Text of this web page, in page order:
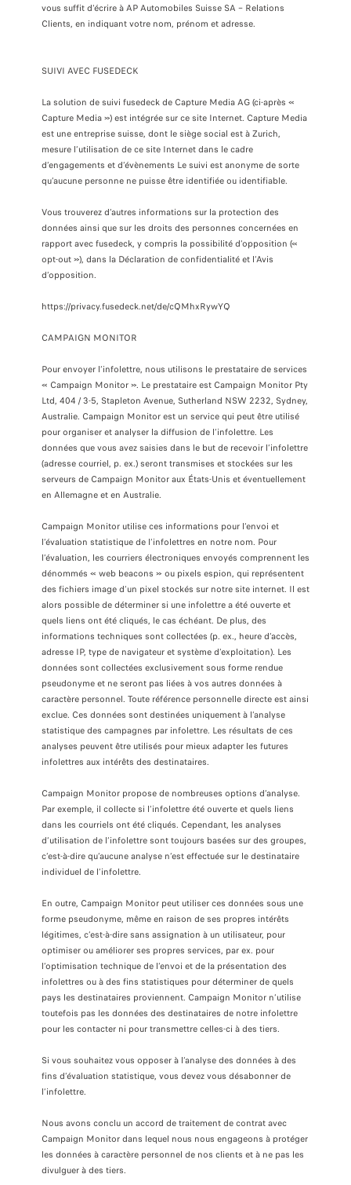
vous suffit d'écrire à AP Automobiles Suisse SA – Relations
Clients, en indiquant votre nom, prénom et adresse.
SUIVI AVEC FUSEDECK
La solution de suivi fusedeck de Capture Media AG (ci-après «
Capture Media ») est intégrée sur ce site Internet. Capture Media
est une entreprise suisse, dont le siège social est à Zurich,
mesure l’utilisation de ce site Internet dans le cadre
d’engagements et d’évènements Le suivi est anonyme de sorte
qu’aucune personne ne puisse être identifiée ou identifiable.
Vous trouverez d’autres informations sur la protection des
données ainsi que sur les droits des personnes concernées en
rapport avec fusedeck, y compris la possibilité d’opposition («
opt-out »), dans la Déclaration de confidentialité et l’Avis
d’opposition.
https://privacy.fusedeck.net/de/cQMhxRywYQ
CAMPAIGN MONITOR
Pour envoyer l’infolettre, nous utilisons le prestataire de services
« Campaign Monitor ». Le prestataire est Campaign Monitor Pty
Ltd, 404 / 3-5, Stapleton Avenue, Sutherland NSW 2232, Sydney,
Australie. Campaign Monitor est un service qui peut être utilisé
pour organiser et analyser la diffusion de l’infolettre. Les
données que vous avez saisies dans le but de recevoir l’infolettre
(adresse courriel, p. ex.) seront transmises et stockées sur les
serveurs de Campaign Monitor aux États-Unis et éventuellement
en Allemagne et en Australie.
Campaign Monitor utilise ces informations pour l’envoi et
l’évaluation statistique de l’infolettres en notre nom. Pour
l’évaluation, les courriers électroniques envoyés comprennent les
dénommés « web beacons » ou pixels espion, qui représentent
des fichiers image d’un pixel stockés sur notre site internet. Il est
alors possible de déterminer si une infolettre a été ouverte et
quels liens ont été cliqués, le cas échéant. De plus, des
informations techniques sont collectées (p. ex., heure d’accès,
adresse IP, type de navigateur et système d’exploitation). Les
données sont collectées exclusivement sous forme rendue
pseudonyme et ne seront pas liées à vos autres données à
caractère personnel. Toute référence personnelle directe est ainsi
exclue. Ces données sont destinées uniquement à l’analyse
statistique des campagnes par infolettre. Les résultats de ces
analyses peuvent être utilisés pour mieux adapter les futures
infolettres aux intérêts des destinataires.
Campaign Monitor propose de nombreuses options d’analyse.
Par exemple, il collecte si l’infolettre été ouverte et quels liens
dans les courriels ont été cliqués. Cependant, les analyses
d’utilisation de l’infolettre sont toujours basées sur des groupes,
c’est-à-dire qu’aucune analyse n’est effectuée sur le destinataire
individuel de l’infolettre.
En outre, Campaign Monitor peut utiliser ces données sous une
forme pseudonyme, même en raison de ses propres intérêts
légitimes, c’est-à-dire sans assignation à un utilisateur, pour
optimiser ou améliorer ses propres services, par ex. pour
l’optimisation technique de l’envoi et de la présentation des
infolettres ou à des fins statistiques pour déterminer de quels
pays les destinataires proviennent. Campaign Monitor n’utilise
toutefois pas les données des destinataires de notre infolettre
pour les contacter ni pour transmettre celles-ci à des tiers.
Si vous souhaitez vous opposer à l’analyse des données à des
fins d’évaluation statistique, vous devez vous désabonner de
l’infolettre.
Nous avons conclu un accord de traitement de contrat avec
Campaign Monitor dans lequel nous nous engageons à protéger
les données à caractère personnel de nos clients et à ne pas les
divulguer à des tiers.